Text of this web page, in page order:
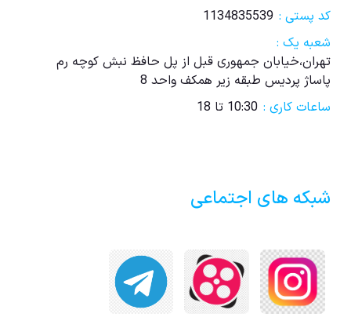
کد پستی : 1134835539
شعبه یک :
تهران،خیابان جمهوری قبل از پل حافظ نبش کوچه رم
پاساژ پردیس طبقه زیر همکف واحد 8
ساعات کاری : 10:30 تا 18
شبکه های اجتماعی